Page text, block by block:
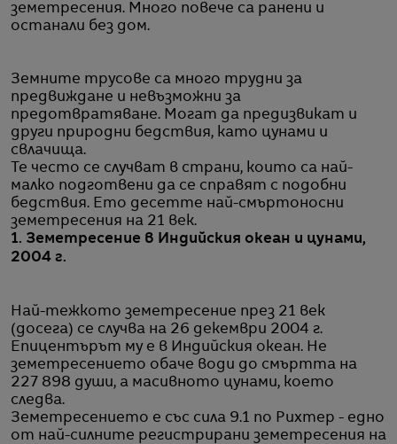
земетресения. Много повече са ранени и
останали без дом.
Земните трусове са много трудни за
предвиждане и невъзможни за
предотвратяване. Могат да предизвикат и
други природни бедствия, като цунами и
свлачища.
Те често се случват в страни, които са най-
малко подготвени да се справят с подобни
бедствия. Ето десетте най-смъртоносни
земетресения на 21 век.
1. Земетресение в Индийския океан и цунами,
2004 г.
Най-тежкото земетресение през 21 век
(досега) се случва на 26 декември 2004 г.
Епицентърът му е в Индийския океан. Не
земетресението обаче води до смъртта на
227 898 души, а масивното цунами, което
следва.
Земетресението е със сила 9.1 по Рихтер - едно
от най-силните регистрирани земетресения на